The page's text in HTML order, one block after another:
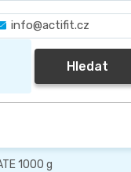
info@actifit.cz
Hledat
1000 g